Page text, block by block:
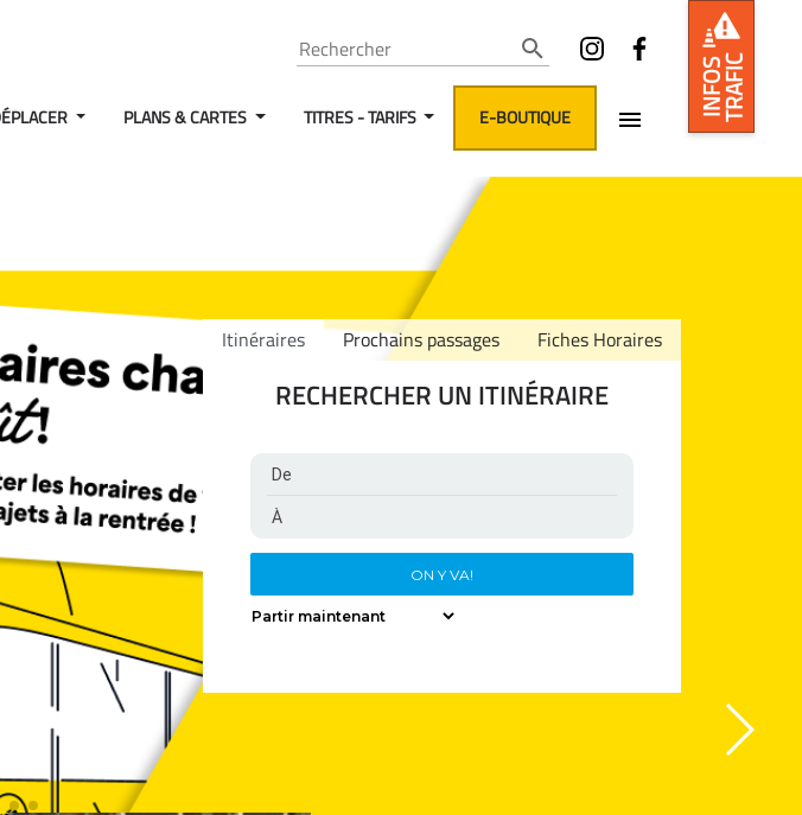
INFOSTRAFIC
Rechercher
PLANS & CARTES TITRES - TARIFS E-BOUTIQUE
Itinéraires Prochains passages Fiches Horaires
RECHERCHER UN ITINÉRAIRE